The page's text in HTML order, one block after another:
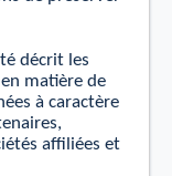
décrit les
en matière de
à caractère
aﬃliées et